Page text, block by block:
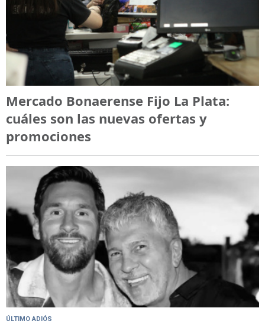
Mercado Bonaerense Fijo La Plata:
cuáles son las nuevas ofertas y
promociones
ÚLTIMO ADIÓS